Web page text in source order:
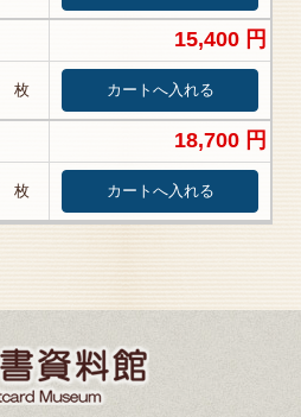
15,400 円
枚
18,700 円
枚